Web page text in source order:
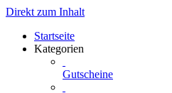
Direkt zum Inhalt
Startseite
Kategorien
Gutscheine